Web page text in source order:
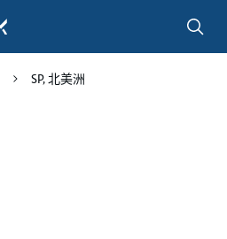
SP, 北美洲